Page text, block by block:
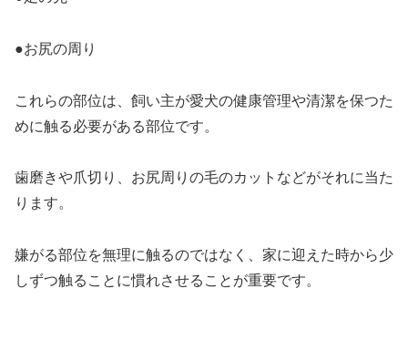
●お尻の周り
これらの部位は、飼い主が愛犬の健康管理や清潔を保つた
めに触る必要がある部位です。
歯磨きや爪切り、お尻周りの毛のカットなどがそれに当た
ります。
嫌がる部位を無理に触るのではなく、家に迎えた時から少
しずつ触ることに慣れさせることが重要です。